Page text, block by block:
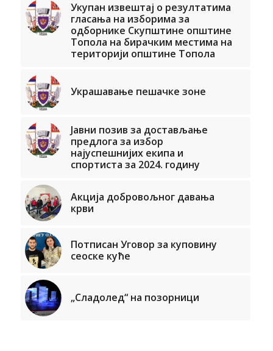
Укупан извештај о резултатима
гласања на изборима за
одборнике Скупштине општине
Топола на бирачким местима на
територији општине Топола
Украшавање пешачке зоне
Јавни позив за достављање
предлога за избор
најуспешнијих екипа и
спортиста за 2024. годину
Акција добровољног давања
крви
Потписан Уговор за куповину
сеоске куће
„Сладолед“ на позорници